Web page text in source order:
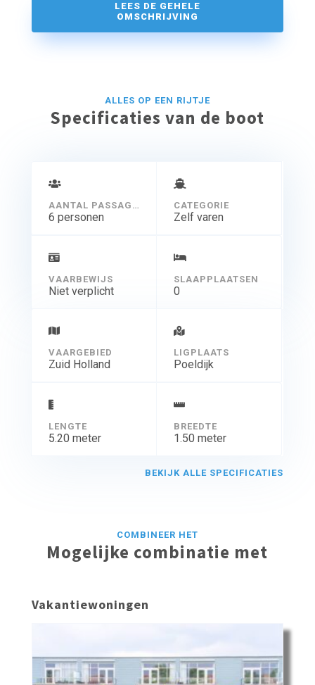
De wat grotere vletten hebben een platbodem, ze
bieden plaats aan 6 volwassenen. Ze zijn wat minder
LEES DE GEHELE
OMSCHRIJVING
ALLES OP EEN RIJTJE
Specificaties van de boot
AANTAL PASSAGIERS
6 personen
CATEGORIE
Zelf varen
VAARBEWIJS
Niet verplicht
SLAAPPLAATSEN
0
VAARGEBIED
Zuid Holland
LIGPLAATS
Poeldijk
LENGTE
5.20 meter
BREEDTE
1.50 meter
BEKIJK ALLE SPECIFICATIES
COMBINEER HET
Mogelijke combinatie met
Vakantiewoningen